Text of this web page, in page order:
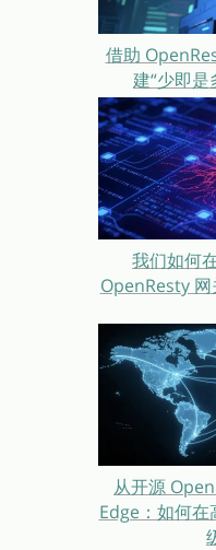
借助
建“少即是
我们如何
OpenResty
从开源
Edge：如何在